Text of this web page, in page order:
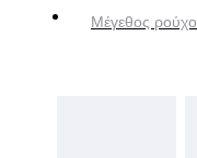
Μέγεθος